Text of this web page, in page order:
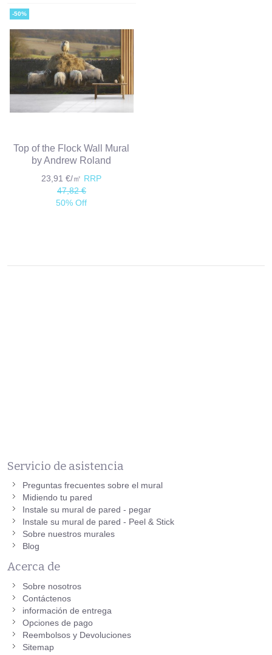
-50%
Top of the Flock Wall Mural
by Andrew Roland
23,91 €/㎡ RRP
47,82 €
50% Off
Servicio de asistencia
Preguntas frecuentes sobre el mural
Midiendo tu pared
Instale su mural de pared - pegar
Instale su mural de pared - Peel & Stick
Sobre nuestros murales
Blog
Acerca de
Sobre nosotros
Contáctenos
información de entrega
Opciones de pago
Reembolsos y Devoluciones
Sitemap